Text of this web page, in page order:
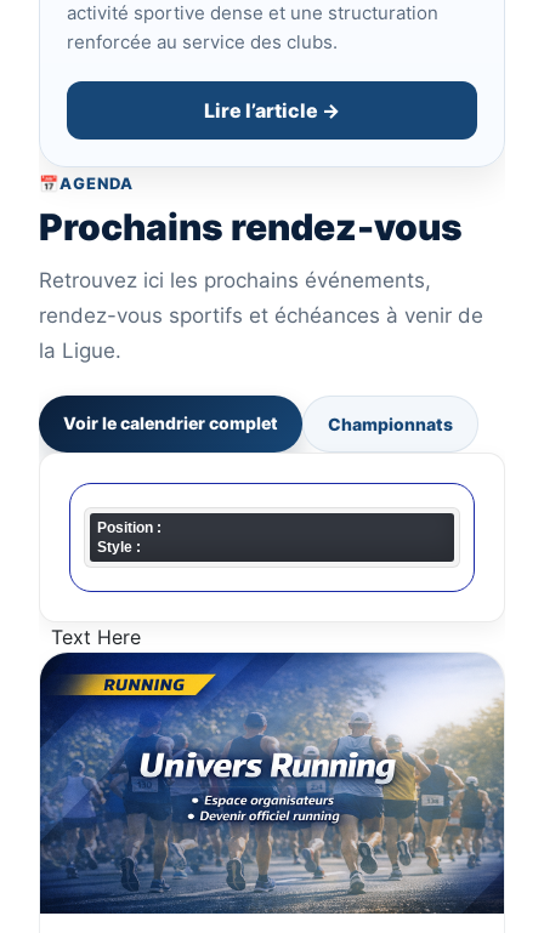
activité sportive dense et une structuration
renforcée au service des clubs.
Lire l’article →
📅AGENDA
Prochains rendez-vous
Retrouvez ici les prochains événements,
rendez-vous sportifs et échéances à venir de
la Ligue.
Voir le calendrier complet Championnats
Position :
Style :
Text Here